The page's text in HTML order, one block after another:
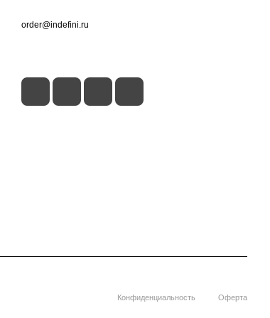
order@indefini.ru
Конфиденциальность Оферта